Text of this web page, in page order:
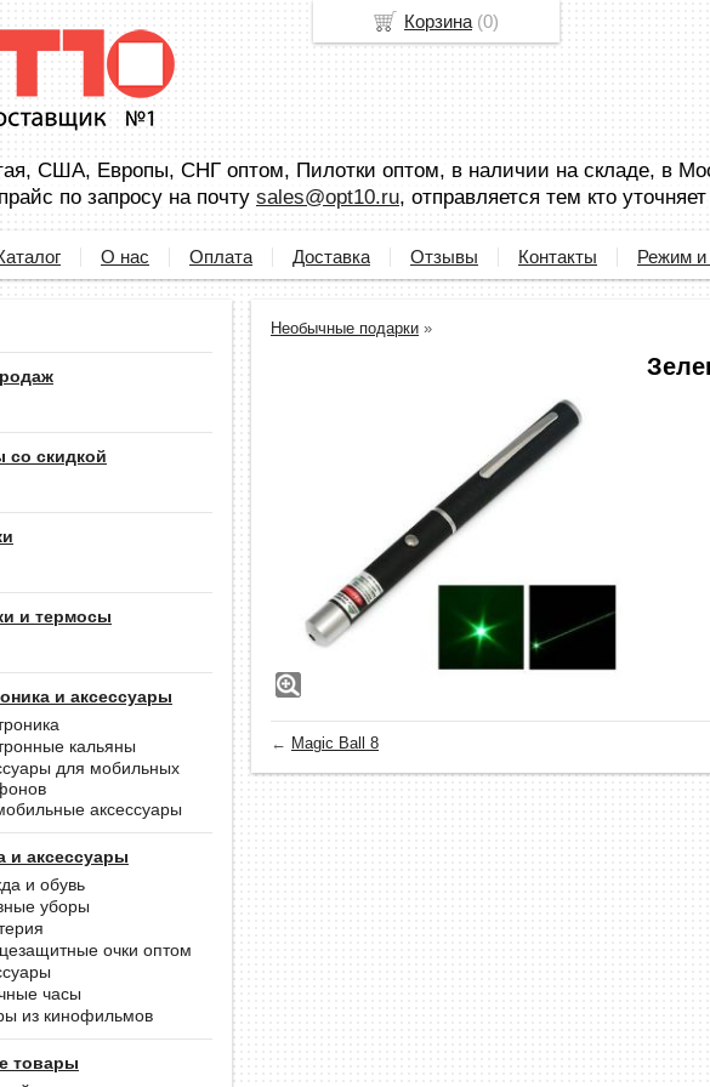
США, Европы, СНГ оптом, Пилотки оптом, в наличии на складе, в
по запросу на почту sales@opt10.ru, отправляется тем кто
О нас Оплата Доставка Отзывы Контакты Режим и
со скидкой
и термосы
и аксессуары
кальяны
для мобильных
аксессуары
и аксессуары
и обувь
уборы
очки оптом
часы
из кинофильмов
товары
Необычные подарки »
← Magic Ball 8
Корзина (0)